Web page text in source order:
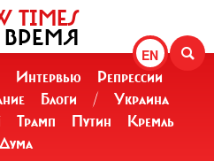
EN
TIMES
Интервью
Репрессии
Блоги /
Украина
Трамп Путин
Кремль
Дума